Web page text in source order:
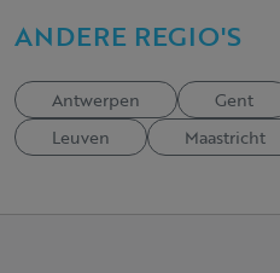
ANDERE REGIO'S
Antwerpen Gent
Leuven
Maastricht